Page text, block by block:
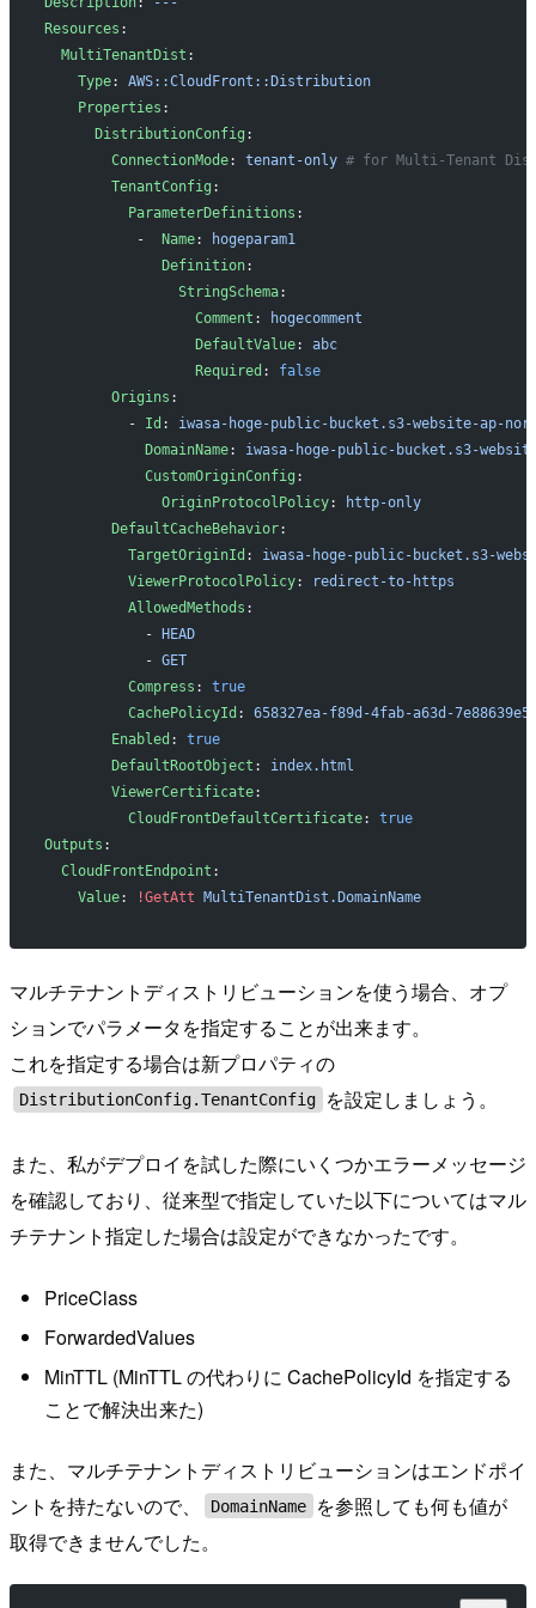
Resources :
  MultiTenantDist
:
    Type
: AWS::CloudFront::Distribution
    Properties
:
      DistributionConfig
:
        ConnectionMode
: tenant-only # for Multi-Tenant
        TenantConfig
:
          ParameterDefinitions
:
           -
Name:
hogeparam1
              Definition
:
                StringSchema
:
                  Comment
:
hogecomment
                  DefaultValue
: abc
                  Required
: false
        Origins
:
          -
Id : iwasa-hoge-public-bucket.s3-website-ap-
            DomainName
: iwasa-hoge-public-bucket.s3-
            CustomOriginConfig
:
              OriginProtocolPolicy
:
http-only
        DefaultCacheBehavior
:
          TargetOriginId
: iwasa-hoge-public-bucket.s3-
          ViewerProtocolPolicy
:
redirect-to-https
          AllowedMethods
:
            -
HEAD
            -
GET
          Compress
: true
          CachePolicyId
: 658327ea-f89d-4fab-a63d-
        Enabled
: true
        DefaultRootObject
: index.html
        ViewerCertificate
:
          CloudFrontDefaultCertificate
: true
Outputs :
  CloudFrontEndpoint
:
    Value
: !GetAtt MultiTenantDist.DomainName
マルチテナントディストリビューションを使う場合、オプ
ションでパラメータを指定することが出来ます。
これを指定する場合は新プロパティの
DistributionConfig.TenantConfig を設定しましょう。
また、私がデプロイを試した際にいくつかエラーメッセージ
を確認しており、従来型で指定していた以下についてはマル
チテナント指定した場合は設定ができなかったです。
PriceClass
ForwardedValues
MinTTL (MinTTL の代わりに CachePolicyId を指定する
ことで解決出来た)
また、マルチテナントディストリビューションはエンドポイ
ントを持たないので、
DomainName
を参照しても何も値が
取得できませんでした。